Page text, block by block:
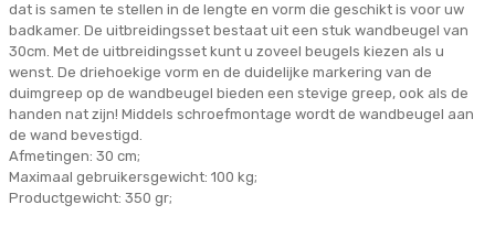
dat is samen te stellen in de lengte en vorm die geschikt is voor uw
badkamer. De uitbreidingsset bestaat uit een stuk wandbeugel van
30cm. Met de uitbreidingsset kunt u zoveel beugels kiezen als u
wenst. De driehoekige vorm en de duidelijke markering van de
duimgreep op de wandbeugel bieden een stevige greep, ook als de
handen nat zijn! Middels schroefmontage wordt de wandbeugel aan
de wand bevestigd.
Afmetingen: 30 cm;
Maximaal gebruikersgewicht: 100 kg;
Productgewicht: 350 gr;